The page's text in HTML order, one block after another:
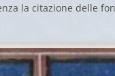
la citazione delle